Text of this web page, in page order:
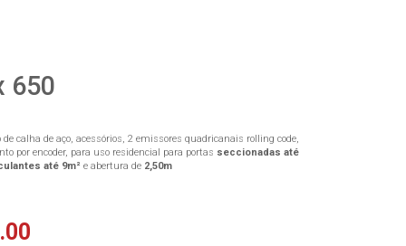
650
de calha de aço, acessórios, 2 emissores quadricanais rolling code,
por encoder, para uso residencial para portas seccionadas até
até 9m² e abertura de 2,50m